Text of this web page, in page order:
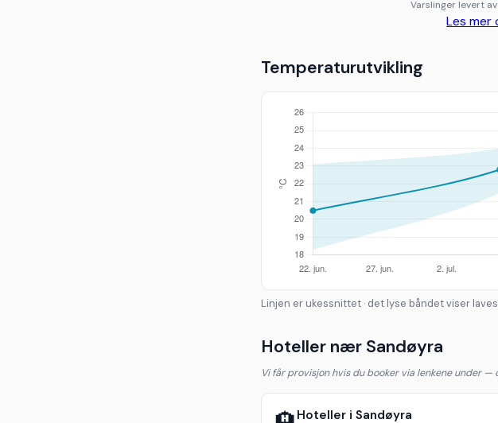
Varslinger levert av
Les mer
Temperaturutvikling
Linjen er ukessnittet · det lyse båndet viser
Hoteller nær Sandøyra
Vi får provisjon hvis du booker via lenkene under
Hoteller i Sandøyra